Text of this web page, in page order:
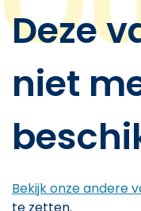
Deze
niet
Bekijk onze andere